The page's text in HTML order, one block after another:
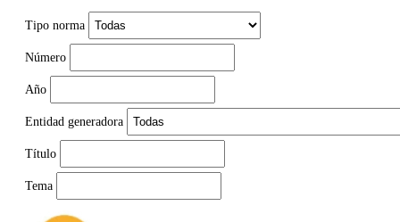
Tipo norma
Número
Año
Entidad generadora
Título
Tema